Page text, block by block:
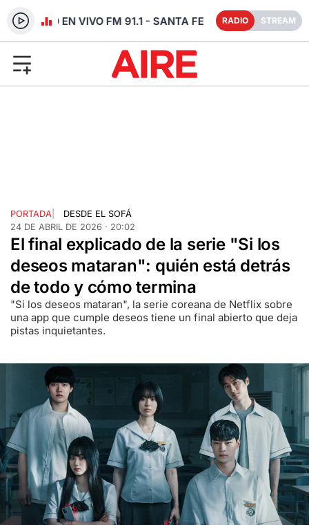
RADIO EN VIVO FM 91.1 - SANTA FE RADIO STREAM
PORTADA
DESDE EL SOFÁ
24 DE ABRIL DE 2026 · 20:02
El final explicado de la serie "Si los
deseos mataran": quién está detrás
de todo y cómo termina
"Si los deseos mataran", la serie coreana de Netflix sobre
una app que cumple deseos tiene un final abierto que deja
pistas inquietantes.